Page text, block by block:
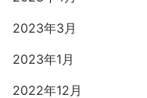
2023年3月
2023年1月
2022年12月